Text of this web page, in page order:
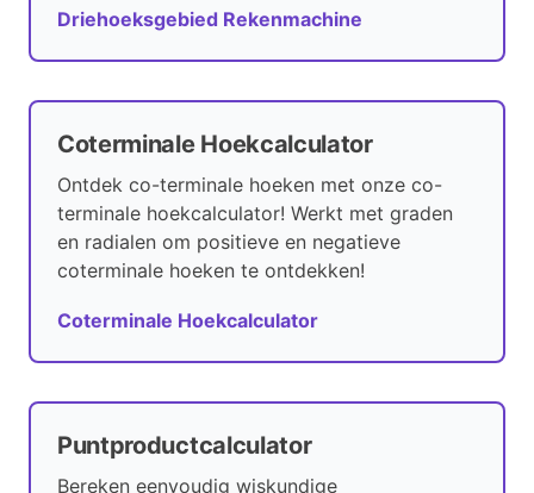
Driehoeksgebied Rekenmachine
Coterminale Hoekcalculator
Ontdek co-terminale hoeken met onze co-
terminale hoekcalculator! Werkt met graden
en radialen om positieve en negatieve
coterminale hoeken te ontdekken!
Coterminale Hoekcalculator
Puntproductcalculator
Bereken eenvoudig wiskundige